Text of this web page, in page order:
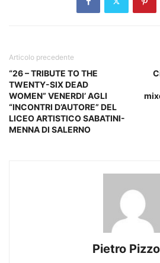
Articolo precedente
“26 – TRIBUTE TO THE
TWENTY-SIX DEAD
WOMEN” VENERDI’ AGLI
“INCONTRI D’AUTORE” DEL
LICEO ARTISTICO SABATINI-
MENNA DI SALERNO
Pietro